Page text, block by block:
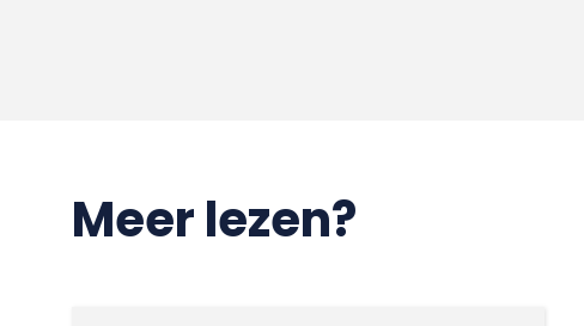
Meer lezen?